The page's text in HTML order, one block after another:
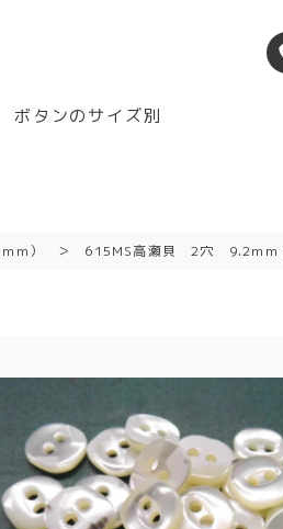
ボタンのサイズ別
） 615MS高瀬貝 2穴 9.2mm